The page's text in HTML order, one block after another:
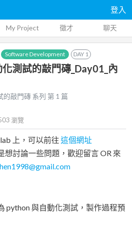
登入
My Project 徵才 聊天
Software Development DAY 1
測試的敲門磚_Day01_內
的敲門磚 系列 第 1 篇
瀏覽
上，可以前往 這個網址
想討論一些問題，歡迎留言 OR 來
python 與自動化測試，製作過程預